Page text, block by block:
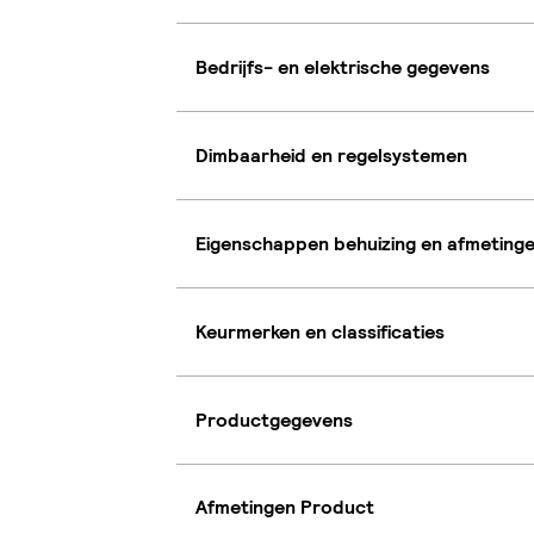
Bedrijfs- en elektrische gegevens
Dimbaarheid en regelsystemen
Eigenschappen behuizing en
Keurmerken en classificaties
Productgegevens
Afmetingen Product